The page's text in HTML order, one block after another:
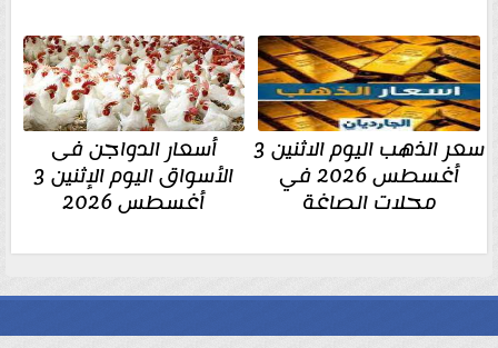
سعر الذهب اليوم الاثنين 3
أغسطس 2026 في
محلات الصاغة
أسعار الدواجن فى
الأسواق اليوم الإثنين 3
أغسطس 2026